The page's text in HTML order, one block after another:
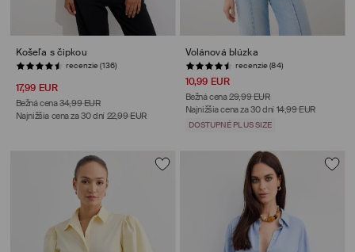
Košeľa s čipkou
POSLEDNÉ KUSY
17,99 EUR
Bežná cena 34,99 EUR
Najnižšia cena za 30 dní 22,99 EUR
Volánová blúzka
recenzie (84)
10,99 EUR
Bežná cena 29,99 EUR
Najnižšia cena za 30 dní 14,99 EUR
DOSTUPNÉ PLUS SIZE